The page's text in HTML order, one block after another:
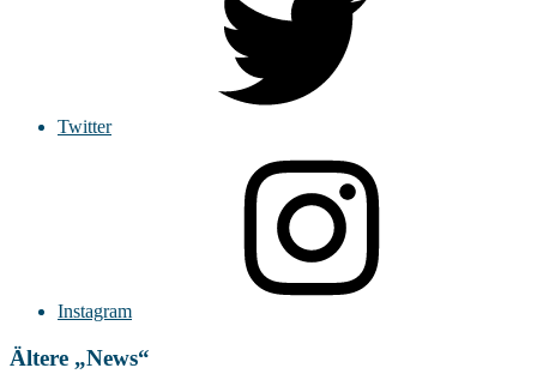
Twitter
Instagram
Ältere „News“